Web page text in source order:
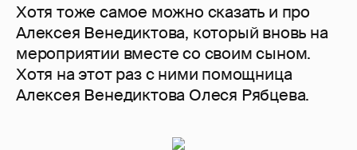
Хотя тоже самое можно сказать и про
Алексея Венедиктова, который вновь на
мероприятии вместе со своим сыном.
Хотя на этот раз с ними помощница
Алексея Венедиктова Олеся Рябцева.